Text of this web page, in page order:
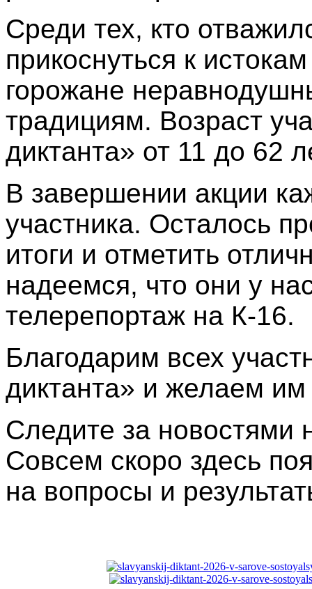
Среди тех, кто
прикоснуться к
горожане
традициям. Возраст
диктанта» от 11 до 62
В завершении акции
участника. Осталось
итоги и отметить
надеемся, что они у
телерепортаж на К-16.
Благодарим всех
диктанта» и желаем
Следите за новостями
Совсем скоро здесь
на вопросы и